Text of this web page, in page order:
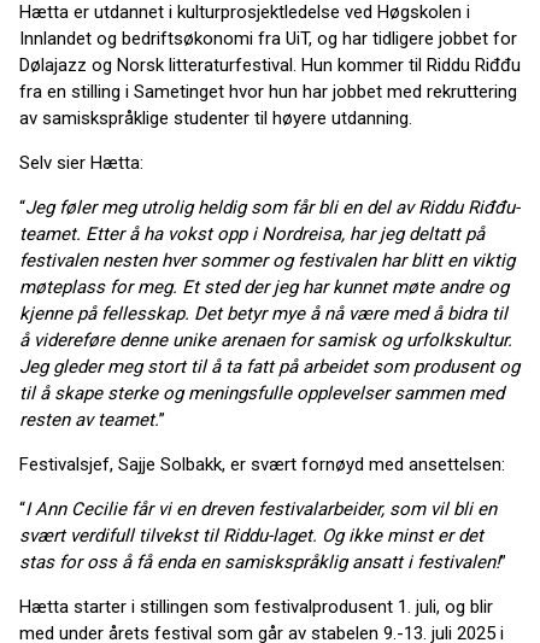
Hætta er utdannet i kulturprosjektledelse ved Høgskolen i
Innlandet og bedriftsøkonomi fra UiT, og har tidligere jobbet for
Dølajazz og Norsk litteraturfestival. Hun kommer til Riddu Riđđu
fra en stilling i Sametinget hvor hun har jobbet med rekruttering
av samiskspråklige studenter til høyere utdanning.
Selv sier Hætta:
“Jeg føler meg utrolig heldig som får bli en del av Riddu Riđđu-
teamet. Etter å ha vokst opp i Nordreisa, har jeg deltatt på
festivalen nesten hver sommer og festivalen har blitt en viktig
møteplass for meg. Et sted der jeg har kunnet møte andre og
kjenne på fellesskap. Det betyr mye å nå være med å bidra til
å videreføre denne unike arenaen for samisk og urfolkskultur.
Jeg gleder meg stort til å ta fatt på arbeidet som produsent og
til å skape sterke og meningsfulle opplevelser sammen med
resten av teamet.”
Festivalsjef, Sajje Solbakk, er svært fornøyd med ansettelsen:
“I Ann Cecilie får vi en dreven festivalarbeider, som vil bli en
svært verdifull tilvekst til Riddu-laget. Og ikke minst er det
stas for oss å få enda en samiskspråklig ansatt i festivalen!”
Hætta starter i stillingen som festivalprodusent 1. juli, og blir
med under årets festival som går av stabelen 9.-13. juli 2025 i